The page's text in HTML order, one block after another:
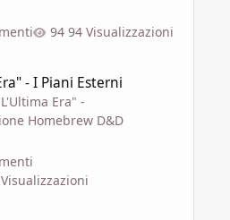
94 Visualizzazioni
- I Piani Esterni
Era" -
Homebrew D&D